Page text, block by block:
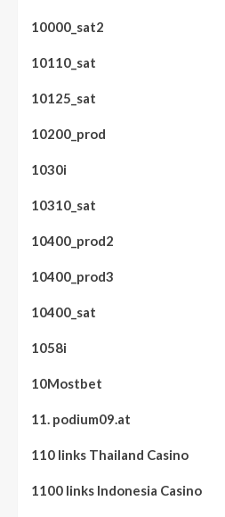
10000_sat2
10110_sat
10125_sat
10200_prod
1030i
10310_sat
10400_prod2
10400_prod3
10400_sat
1058i
10Mostbet
11. podium09.at
110 links Thailand Casino
1100 links Indonesia Casino